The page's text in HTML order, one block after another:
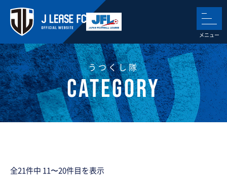
うつくし隊
全21件中 11〜20件目を表示